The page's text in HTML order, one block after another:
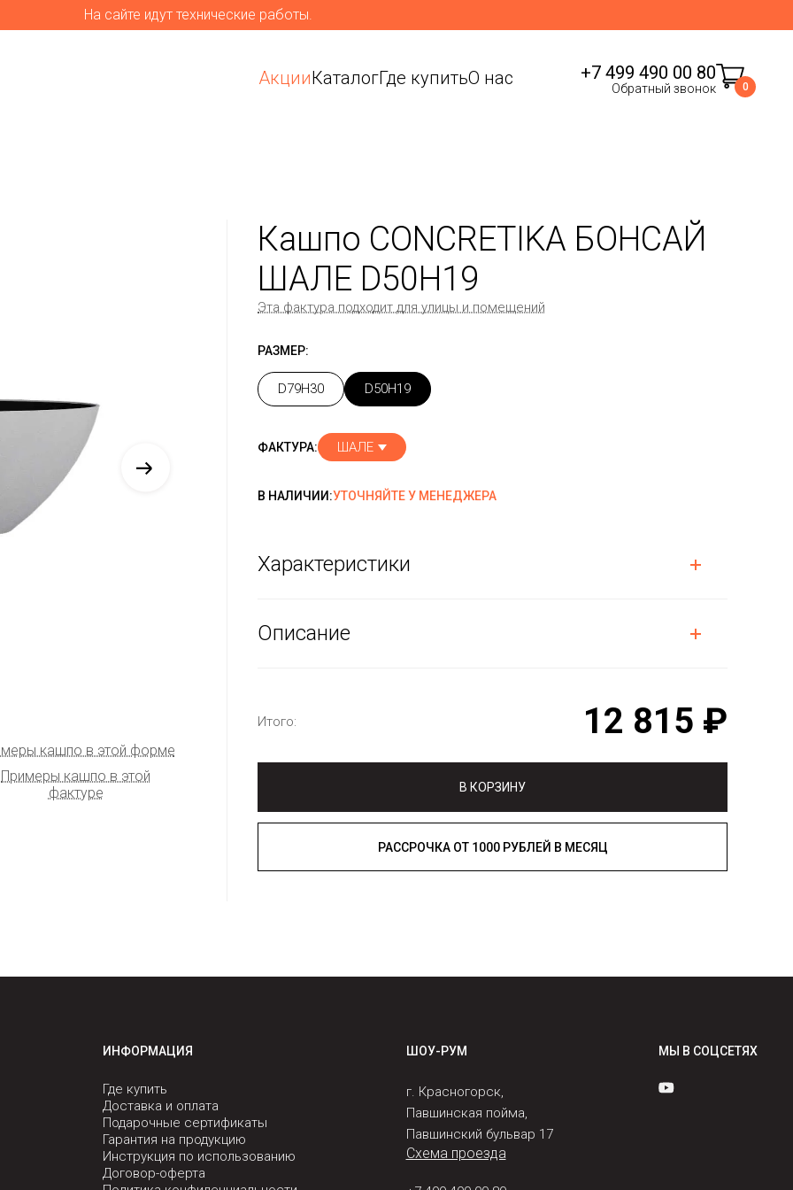
На сайте идут технические работы.
АкцииКаталогГде купитьО нас +7 499 490 00 80
Обратный звонок 0
кашпо в этой форме
Примеры кашпо в этой
фактуре
Кашпо CONCRETIKA БОНСАЙ
ШАЛЕ D50H19
Эта фактура подходит для улицы и помещений
РАЗМЕР:
D79H30 D50H19
ФАКТУРА: ШАЛЕ
В НАЛИЧИИ:УТОЧНЯЙТЕ У МЕНЕДЖЕРА
Характеристики
Описание
Итого: 12 815 ₽
В КОРЗИНУ
РАССРОЧКА ОТ 1000 РУБЛЕЙ В МЕСЯЦ
ИНФОРМАЦИЯ
Где купить
Доставка и оплата
Подарочные сертификаты
Гарантия на продукцию
Инструкция по использованию
Договор-оферта
ШОУ-РУМ
г. Красногорск,
Павшинская пойма,
Павшинский бульвар 17
Схема проезда
МЫ В СОЦСЕТЯХ